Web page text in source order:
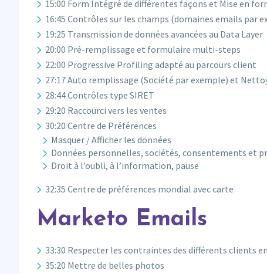
15:00 Form Intégré de différentes façons et Mise en
16:45 Contrôles sur les champs (domaines emails par
19:25 Transmission de données avancées au Data Layer
20:00 Pré-remplissage et formulaire multi-steps
22:00 Progressive Profiling adapté au parcours client
27:17 Auto remplissage (Société par exemple) et
28:44 Contrôles type SIRET
29:20 Raccourci vers les ventes
30:20 Centre de Préférences
Masquer / Afficher les données
Données personnelles, sociétés, consentements et
Droit à l’oubli, à l’information, pause
32:35 Centre de préférences mondial avec carte
Marketo Emails
33:30 Respecter les contraintes des différents clients
35:20 Mettre de belles photos